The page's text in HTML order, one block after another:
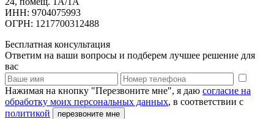
ИНН: 9704075993
ОГРН: 1217700312488
Бесплатная консультация
Ответим на ваши вопросы и подберем лучшее решение для
вас
Нажимая на кнопку "Перезвоните мне", я даю согласие на
обработку моих персональных данных, в соответствии с
политикой
перезвоните мне